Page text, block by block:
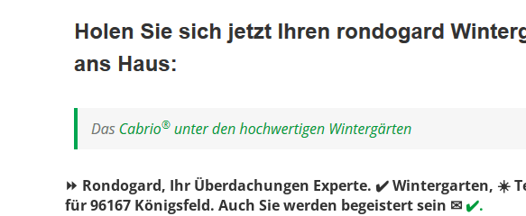
⏩ Rondogard, Ihr Überdachungen Experte. ✔️ Wintergarten, ☀️
für 96167 Königsfeld. Auch Sie werden begeistert sein ✉✔️.